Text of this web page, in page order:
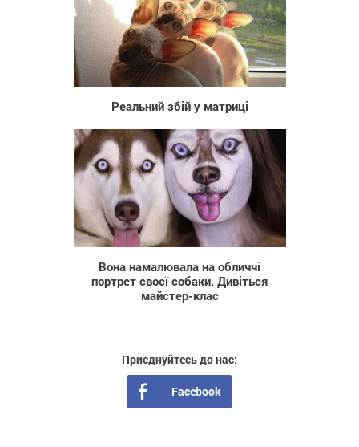
787
Реальний збій у матриці
803
Вона намалювала на обличчі
портрет своєї собаки. Дивіться
майстер-клас
Приєднуйтесь до нас:
Facebook